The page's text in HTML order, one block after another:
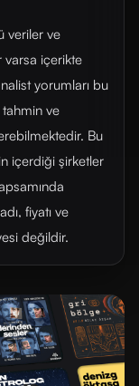
veriler ve
varsa içerikte
yorumları bu
tahmin ve
Bu
içerdiği şirketler
fiyatı ve
değildir.